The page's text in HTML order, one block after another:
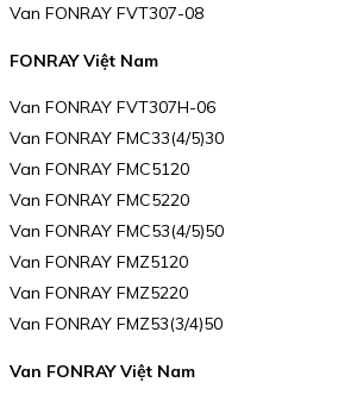
Van FONRAY FVT307-08
FONRAY Việt Nam
Van FONRAY FVT307H-06
Van FONRAY FMC33(4/5)30
Van FONRAY FMC5120
Van FONRAY FMC5220
Van FONRAY FMC53(4/5)50
Van FONRAY FMZ5120
Van FONRAY FMZ5220
Van FONRAY FMZ53(3/4)50
Van FONRAY Việt Nam